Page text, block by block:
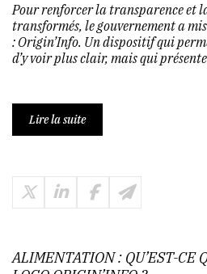
Pour renforcer la transparence et
transformés, le gouvernement a
: Origin’Info. Un dispositif qui
d’y voir plus clair, mais qui
Lire la suite
ALIMENTATION : QU’EST-CE